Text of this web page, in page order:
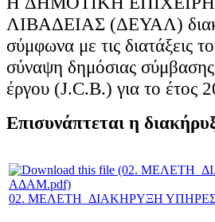
ΛΙΒΑΔΕΙΑΣ (ΔΕΥΑΛ)
σύμφωνα με τις διατάξεις
σύναψη δημόσιας
έργου (J.C.B.) για το έτος
Επισυνάπτεται η
02. ΜΕΛΕΤΗ_ΔΙΑΚΗΡΥΞΗ